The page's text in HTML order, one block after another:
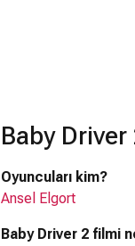
Baby
Oyuncuları kim?
Ansel Elgort
Baby Driver 2 filmi